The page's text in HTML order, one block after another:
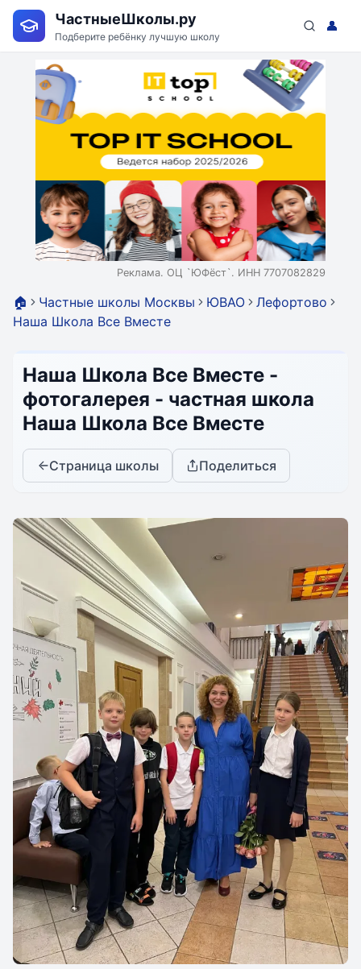
ЧастныеШколы.ру
Подберите ребёнку лучшую школу
👤
Реклама. ОЦ `ЮФёст`. ИНН 7707082829
🏠 Частные школы Москвы ЮВАО
Лефортово
Наша Школа Все Вместе
Наша Школа Все Вместе -
фотогалерея - частная школа
Наша Школа Все Вместе
Страница школы Поделиться